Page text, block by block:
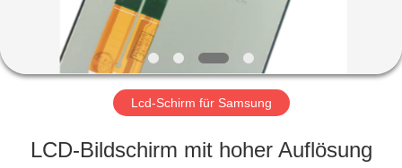
VIDEOS
ÜBER
Lcd-Schirm für Samsung
LCD-Bildschirm mit hoher Auflösung